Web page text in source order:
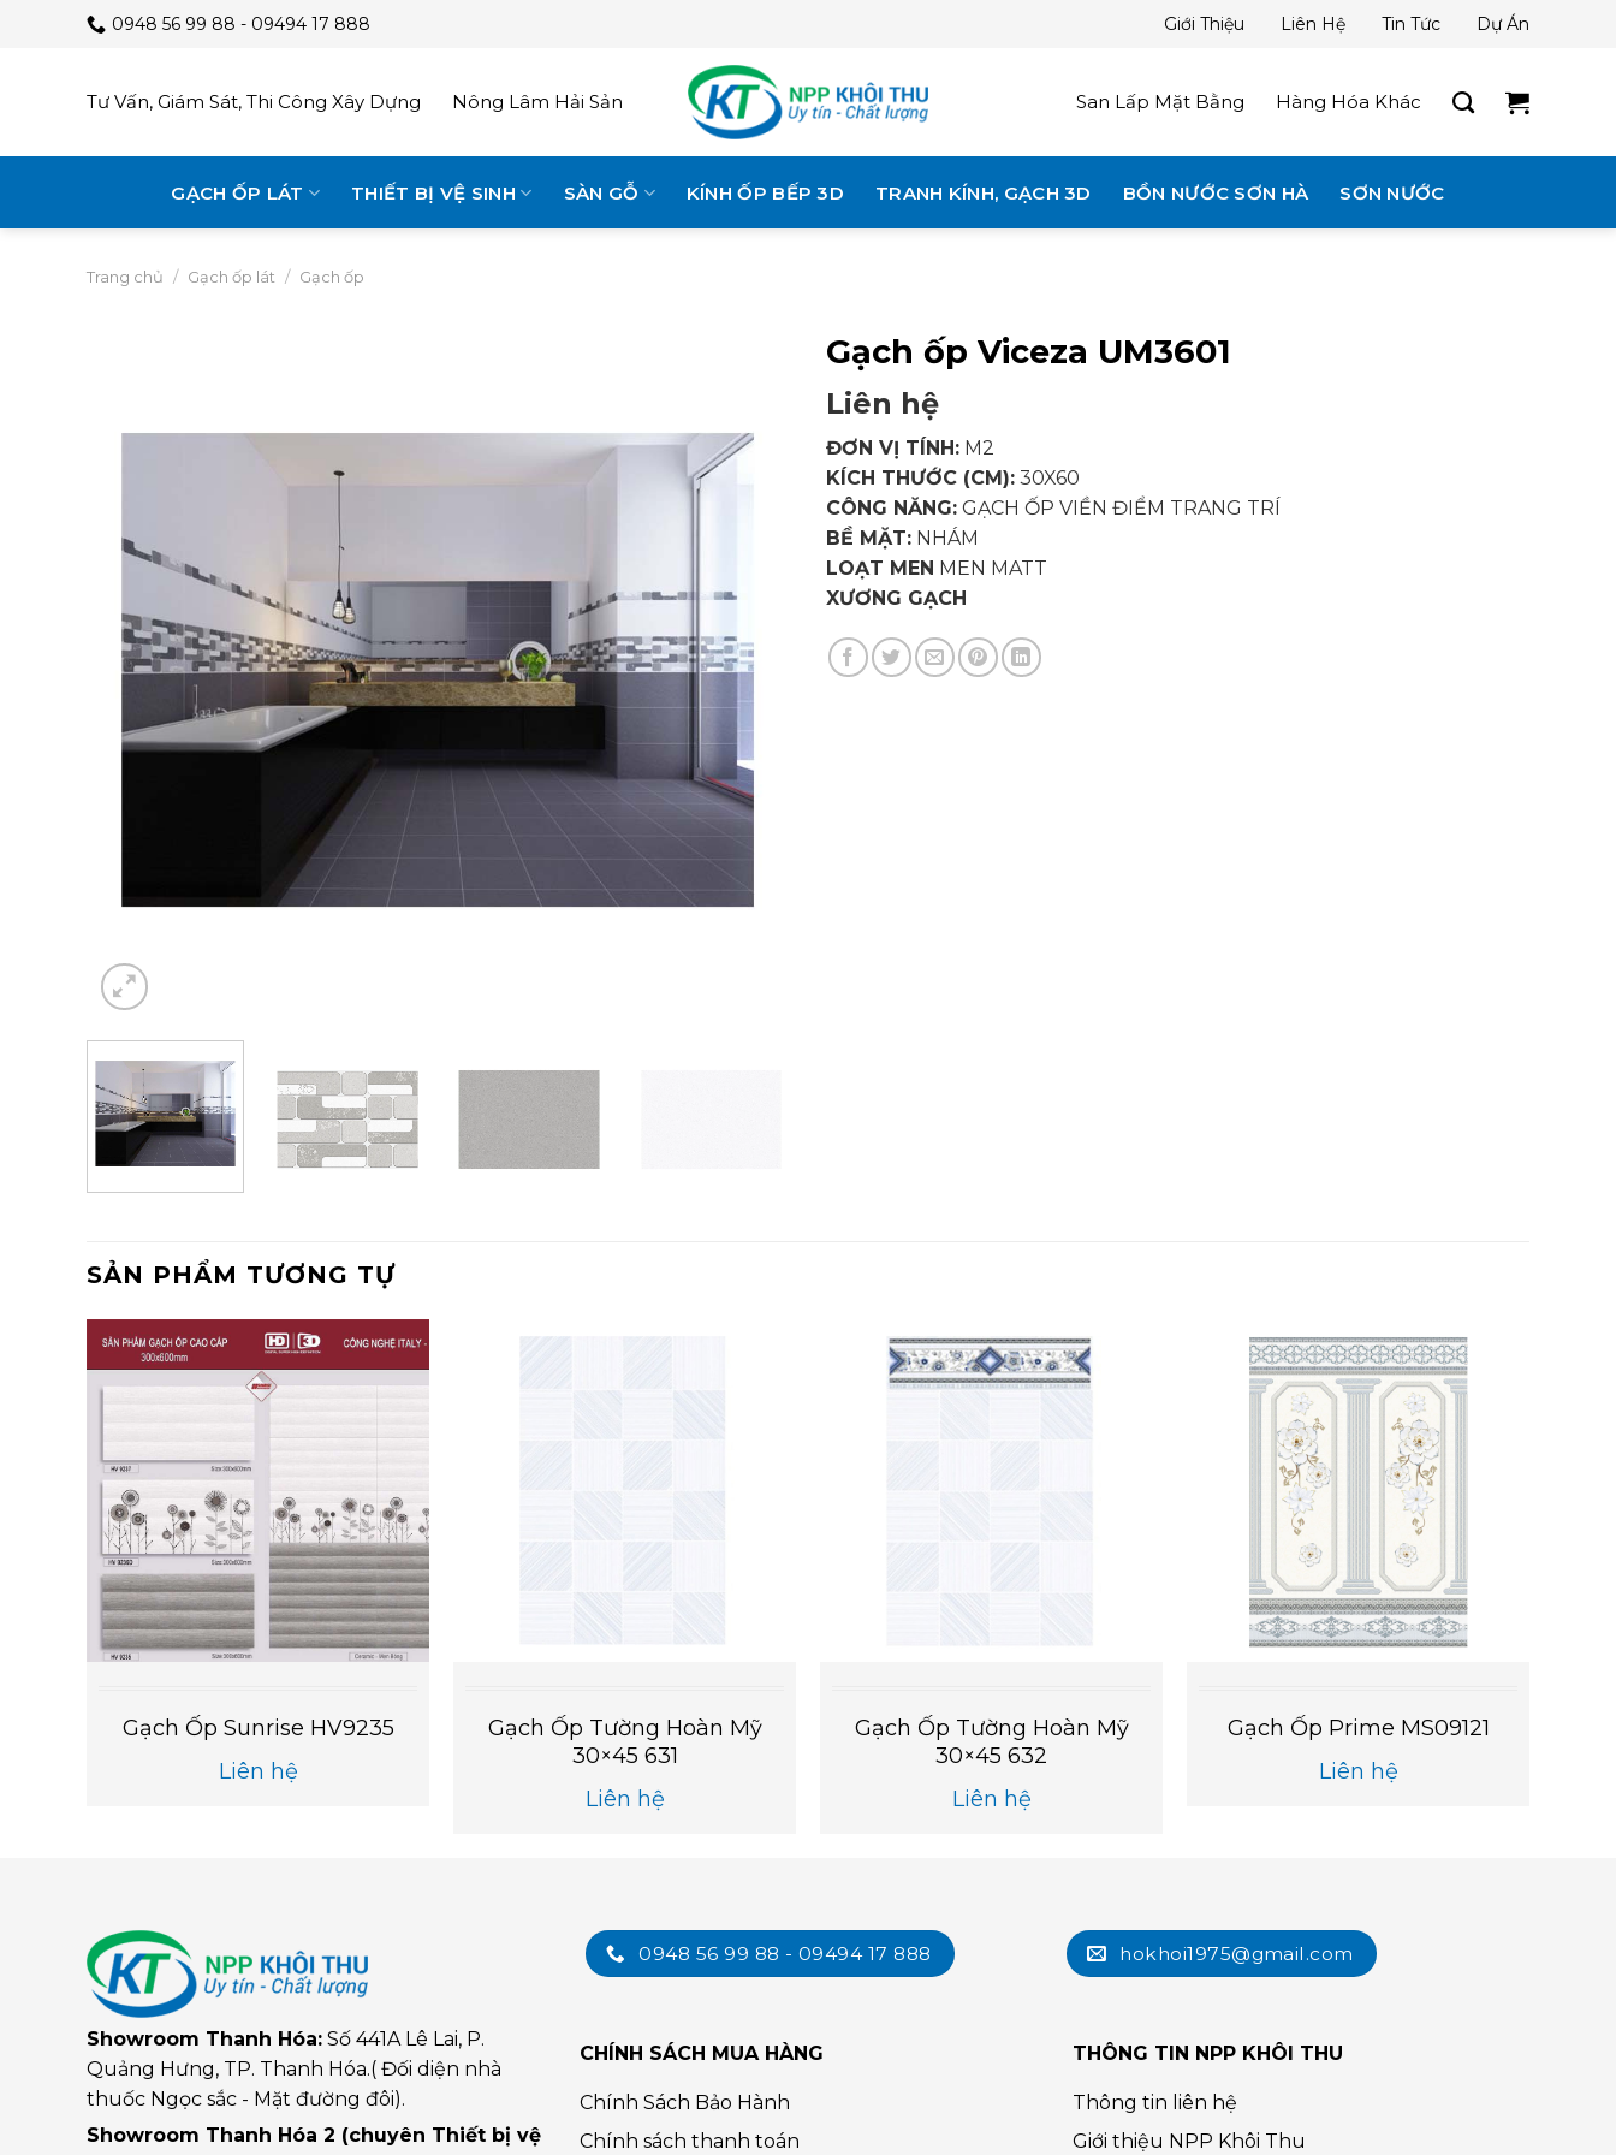
0948 56 99 88 - 09494 17 888 Giới Thiệu Liên Hệ Tin Tức Dự Án
Tư Vấn, Giám Sát, Thi Công Xây Dựng Nông Lâm Hải Sản San Lấp Mặt Bằng Hàng Hóa Khác
GẠCH ỐP LÁT THIẾT BỊ VỆ SINH SÀN GỖ KÍNH ỐP BẾP 3D TRANH KÍNH, GẠCH 3D BỒN NƯỚC SƠN HÀ SƠN NƯỚC
Trang chủ / Gạch ốp lát / Gạch ốp
Gạch ốp Viceza UM3601
Liên hệ
ĐƠN VỊ TÍNH: M2
KÍCH THƯỚC (CM): 30X60
CÔNG NĂNG: GẠCH ỐP VIỀN ĐIỂM TRANG TRÍ
BỀ MẶT: NHÁM
LOẠT MEN MEN MATT
XƯƠNG GẠCH
SẢN PHẨM TƯƠNG TỰ
Gạch Ốp Sunrise HV9235
Liên hệ
Gạch Ốp Tường Hoàn Mỹ
30×45 631
Liên hệ
Gạch Ốp Tường Hoàn Mỹ
30×45 632
Liên hệ
Gạch Ốp Prime MS09121
Liên hệ
0948 56 99 88 - 09494 17 888 hokhoi1975@gmail.com
Showroom Thanh Hóa: Số 441A Lê Lai, P.
Quảng Hưng, TP. Thanh Hóa.( Đối diện nhà
thuốc Ngọc sắc - Mặt đường đôi).
Showroom Thanh Hóa 2 (chuyên Thiết bị vệ
CHÍNH SÁCH MUA HÀNG
Chính Sách Bảo Hành
Chính sách thanh toán
THÔNG TIN NPP KHÔI THU
Thông tin liên hệ
Giới thiệu NPP Khôi Thu